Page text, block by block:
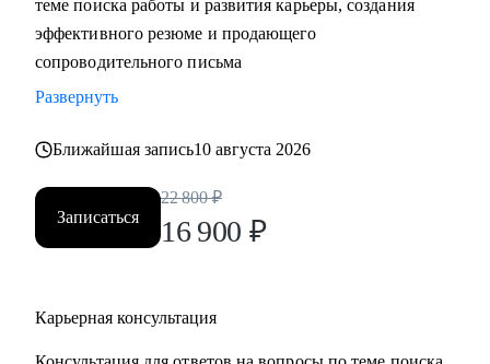
• Карьерный переход или выход на новый уровень дохода -
выстроим стратегию с конкретными шагами.
• Готовитесь к важному интервью - отработаем ответы и
подсветим сильные стороны.
тренды и ваше позиционирование.
плыть по течению, но не знаете с чего начать ;)
глубокой экспертизы и использования в работе различных
теме поиска работы и развития карьеры, создания
эффективного резюме и продающего
сопроводительного письма
Развернуть
Ближайшая запись10 августа 2026
Записаться
22 800 ₽
16 900 ₽
Карьерная консультация